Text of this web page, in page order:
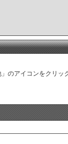
のアイコンをクリッ